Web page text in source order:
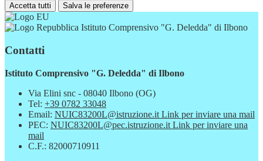
Accetta tutti Salva le preferenze
Istituto Comprensivo "G. Deledda" di Ilbono
Contatti
Istituto Comprensivo "G. Deledda" di Ilbono
Via Elini snc - 08040 Ilbono (OG)
Tel: +39 0782 33048
Email: NUIC83200L@istruzione.it Link per inviare una mail
PEC: NUIC83200L@pec.istruzione.it Link per inviare una
mail
C.F.: 82000710911